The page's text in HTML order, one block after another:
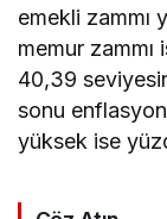
emekli zammı
memur
40,39
sonu
yüksek ise